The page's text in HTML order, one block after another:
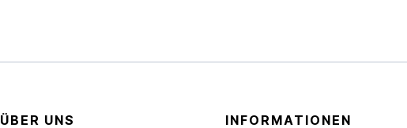
ÜBER UNS INFORMATIONEN